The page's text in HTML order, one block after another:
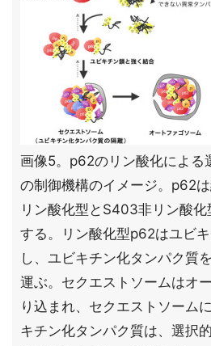
画像5。p62のリン酸化による
の制御機構のイメージ。p62
リン酸化型とS403非リン酸
する。リン酸化型p62はユビ
し、ユビキチン化タンパク質
運ぶ。セクエストソームはオ
り込まれ、セクエストソーム
キチン化タンパク質は、選択